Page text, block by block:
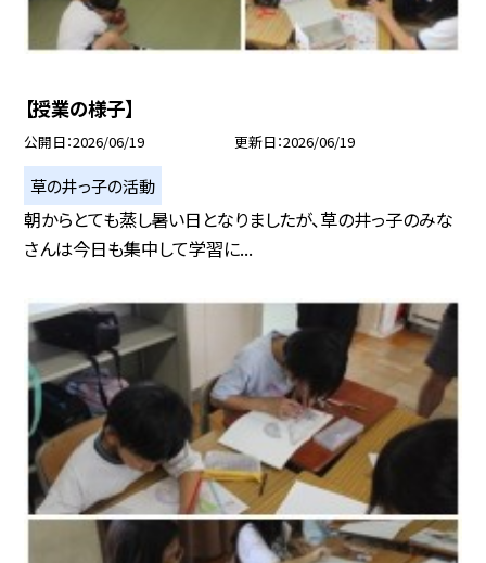
【授業の様子】
公開日 2026/06/19 更新日 2026/06/19
草の井っ子の活動
朝からとても蒸し暑い日となりましたが、草の井っ子のみな
さんは今日も集中して学習に...